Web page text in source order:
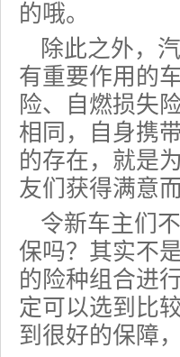
的哦。
除此之外，
有重要作用的
险、自燃损失
相同，自身携
的存在，就是
友们获得满意
令新车主们
保吗？其实不
的险种组合进
定可以选到比
到很好的保障